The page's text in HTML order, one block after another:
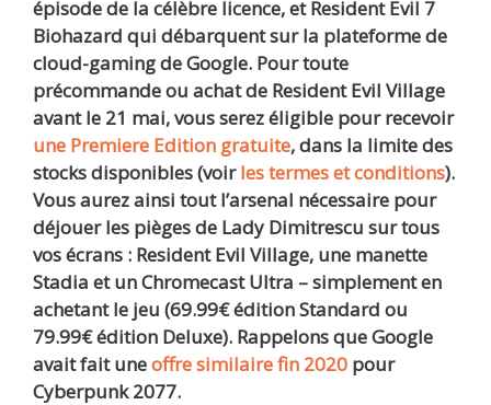
épisode de la célèbre licence, et Resident Evil 7
Biohazard qui débarquent sur la plateforme de
cloud-gaming de Google. Pour toute
précommande ou achat de Resident Evil Village
avant le 21 mai, vous serez éligible pour recevoir
une Premiere Edition gratuite, dans la limite des
stocks disponibles (voirles termes et conditions).
Vous aurez ainsi tout l’arsenal nécessaire pour
déjouer les pièges de Lady Dimitrescu sur tous
vos écrans : Resident Evil Village, une manette
Stadia et un Chromecast Ultra – simplement en
achetant le jeu (69.99€ édition Standard ou
79.99€ édition Deluxe). Rappelons que Google
avait fait uneoffre similaire fin 2020 pour
Cyberpunk 2077.